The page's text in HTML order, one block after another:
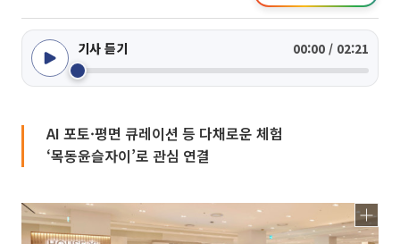
기사 듣기 00:00 / 02:21
AI 포토·평면 큐레이션 등 다채로운 체험
‘목동윤슬자이’로 관심 연결